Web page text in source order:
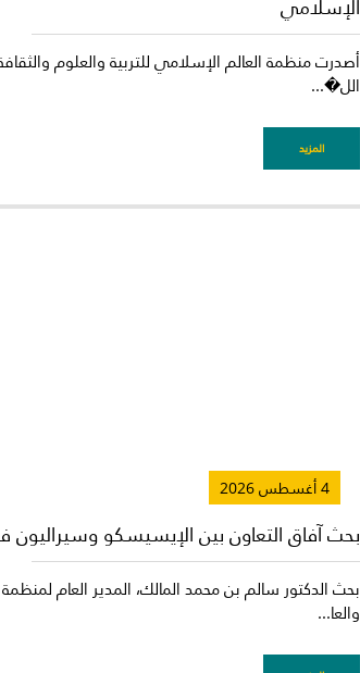
الإسلامي
أصدرت منظمة العالم الإسلامي للتربية والعلوم
الل�...
المزيد
4 أغسطس 2026
بحث آفاق التعاون بين الإيسيسكو وسيراليون
بحث الدكتور سالم بن محمد المالك، المدير العام
والعا...